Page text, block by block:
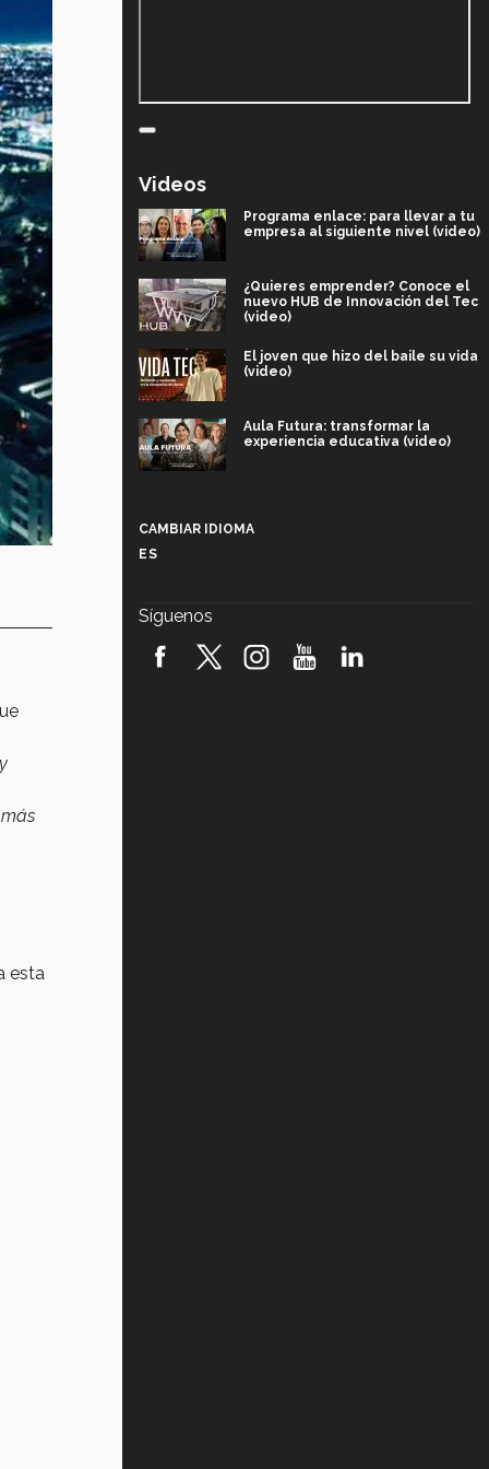
esta
Videos
Programa enlace: para llevar a tu
empresa al siguiente nivel (video)
¿Quieres emprender? Conoce el
nuevo HUB de Innovación del Tec
(video)
El joven que hizo del baile su vida
(video)
Aula Futura: transformar la
experiencia educativa (video)
robótica FIRST 2026! (video)
CAMBIAR IDIOMA
ES
Síguenos